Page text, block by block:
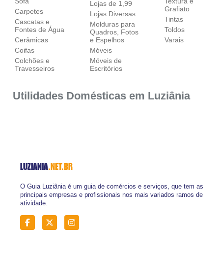
Carpetes
Cascatas e
Fontes de Água
Cerâmicas
Coifas
Colchões e
Travesseiros
Lojas de 1,99
Lojas Diversas
Molduras para
Quadros, Fotos
e Espelhos
Móveis
Móveis de
Escritórios
Grafiato
Tintas
Toldos
Varais
Utilidades Domésticas em Luziânia
LUZIANIA.NET.BR
O Guia Luziânia é um guia de comércios e serviços, que tem as
principais empresas e profissionais nos mais variados ramos de
atividade.